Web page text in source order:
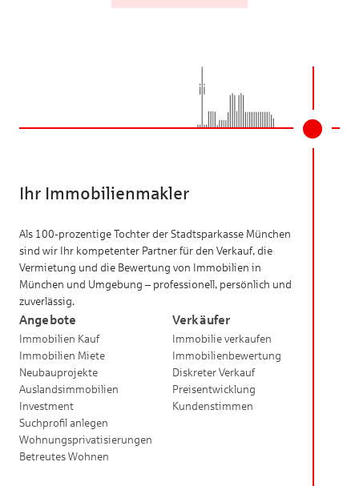
Ihr Immobilienmakler
Als 100-prozentige Tochter der Stadtsparkasse München
sind wir Ihr kompetenter Partner für den Verkauf, die
Vermietung und die Bewertung von Immobilien in
München und Umgebung – professionell, persönlich und
zuverlässig.
Angebote
Immobilien Kauf
Immobilien Miete
Neubauprojekte
Auslandsimmobilien
Investment
Suchprofil anlegen
Wohnungsprivatisierungen
Betreutes Wohnen
Verkäufer
Immobilie verkaufen
Immobilienbewertung
Diskreter Verkauf
Preisentwicklung
Kundenstimmen